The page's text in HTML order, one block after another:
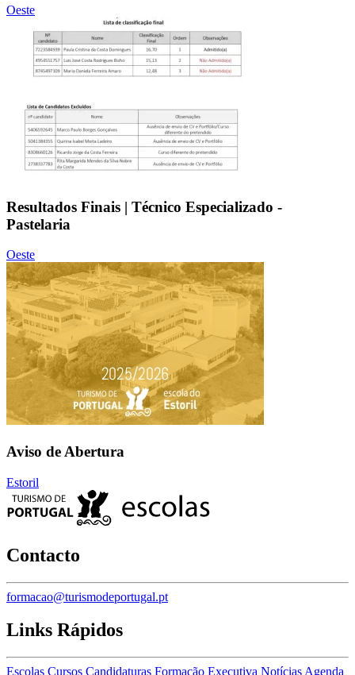
Oeste
Resultados Finais | Técnico Especializado -
Pastelaria
Oeste
Aviso de Abertura
Estoril
Contacto
formacao@turismodeportugal.pt
Links Rápidos
Escolas Cursos Candidaturas Formação Executiva Notícias Agenda